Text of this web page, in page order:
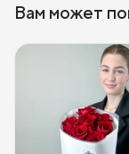
Вам может